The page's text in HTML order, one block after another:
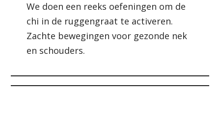
We doen een reeks oefeningen om de
chi in de ruggengraat te activeren.
Zachte bewegingen voor gezonde nek
en schouders.